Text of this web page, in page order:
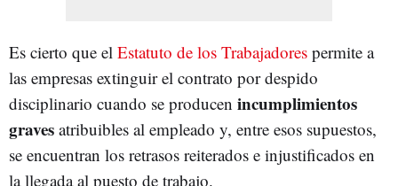
Es cierto que el Estatuto de los Trabajadores permite a
las empresas extinguir el contrato por despido
disciplinario cuando se producen incumplimientos
graves atribuibles al empleado y, entre esos supuestos,
se encuentran los retrasos reiterados e injustificados en
la llegada al puesto de trabajo.